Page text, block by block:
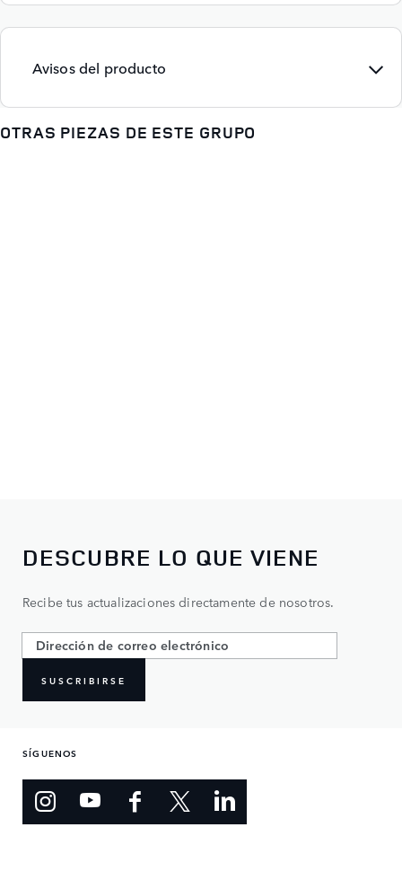
Avisos del producto
OTRAS PIEZAS DE ESTE GRUPO
DESCUBRE LO QUE VIENE
Recibe tus actualizaciones directamente de nosotros.
SUSCRIBIRSE
SÍGUENOS